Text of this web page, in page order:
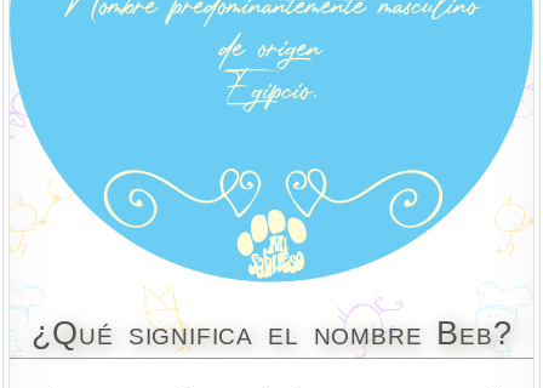
¿Qué significa el nombre Beb?